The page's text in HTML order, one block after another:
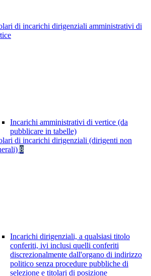
di incarichi dirigenziali amministrativi di
Incarichi amministrativi di vertice (da
pubblicare in tabelle)
di incarichi dirigenziali (dirigenti non
8
Incarichi dirigenziali, a qualsiasi titolo
conferiti, ivi inclusi quelli conferiti
discrezionalmente dall'organo di indirizzo
politico senza procedure pubbliche di
selezione e titolari di posizione